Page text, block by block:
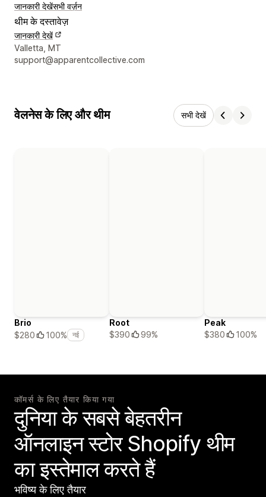
जानकारी देखेंसभी वर्ज़न
थीम के दस्तावेज़
जानकारी देखें
डिज़ाइनर के संपर्क की जानकारी
Valletta, MT
support@apparentcollective.com
वेलनेस के लिए और थीम सभी देखें
Brio
$280
100% नई
Root
$390
99%
Peak
$380
100%
कॉमर्स के लिए तैयार किया गया
दुनिया के सबसे बेहतरीन
ऑनलाइन स्टोर Shopify थीम
का इस्तेमाल करते हैं
भविष्य के लिए तैयार